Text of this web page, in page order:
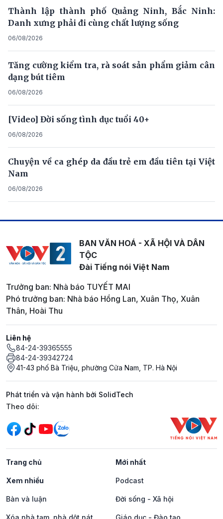
Thành lập thành phố Quảng Ninh, Bắc Ninh:
Danh xưng phải đi cùng chất lượng sống
06/08/2026
Tăng cường kiểm tra, rà soát sản phẩm giảm cân
dạng bút tiêm
06/08/2026
[Video] Đời sống tình dục tuổi 40+
06/08/2026
Chuyện về ca ghép da đầu trẻ em đầu tiên tại Việt
Nam
06/08/2026
BAN VĂN HOÁ - XÃ HỘI VÀ DÂN
TỘC
Đài Tiếng nói Việt Nam
Trưởng ban: Nhà báo TUYẾT MAI
Phó trưởng ban: Nhà báo Hồng Lan, Xuân Thọ, Xuân
Thân, Hoài Thu
Liên hệ
84-24-39365555
84-24-39342724
41-43 phố Bà Triệu, phường Cửa Nam, TP. Hà Nội
Phát triển và vận hành bởi SolidTech
Mạng xã hội
Theo dõi:
Trang chủ Mới nhất
Xem nhiều Podcast
Bàn và luận Đời sống - Xã hội
Xóa nhà tạm, nhà dột nát Giáo dục - Đào tạo